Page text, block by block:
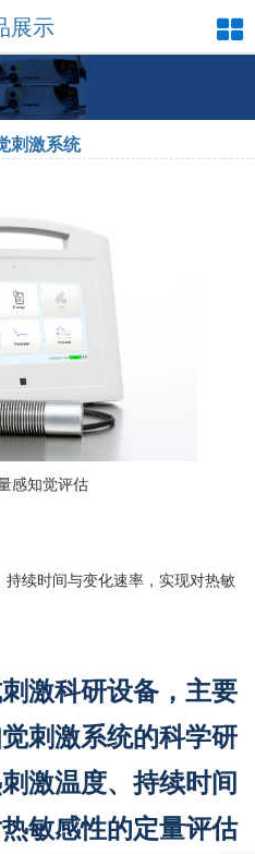
展示
刺激系统
感知觉评估
续时间与变化速率，实现对热敏
激科研设备，主要
刺激系统的科学研
激温度、持续时间
敏感性的定量评估